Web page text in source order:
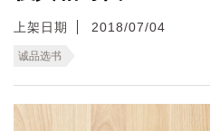
上架日期 2018/07/04
诚品选书